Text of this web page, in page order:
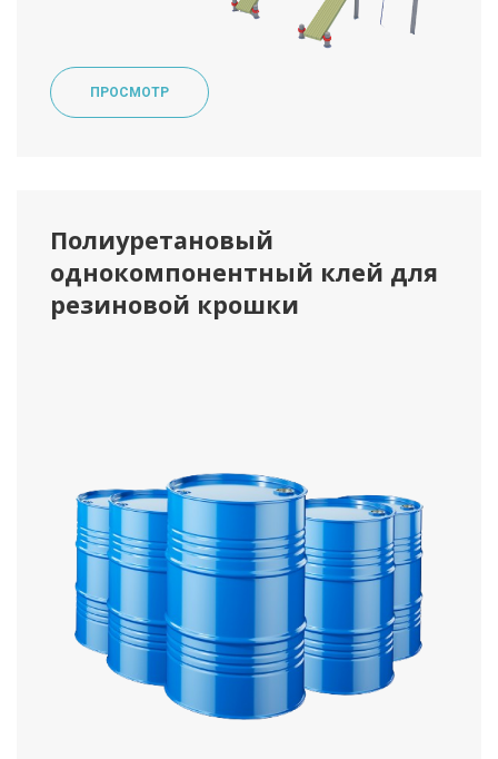
ПРОСМОТР
Полиуретановый
однокомпонентный клей для
резиновой крошки